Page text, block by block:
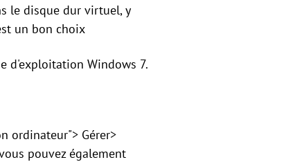
le disque dur virtuel, y
un bon choix
d'exploitation Windows 7.
ordinateur"> Gérer>
pouvez également